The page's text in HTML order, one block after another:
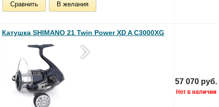
Сравнить В желания
Катушка SHIMANO 21 Twin Power XD A C3000XG
57 070 руб.